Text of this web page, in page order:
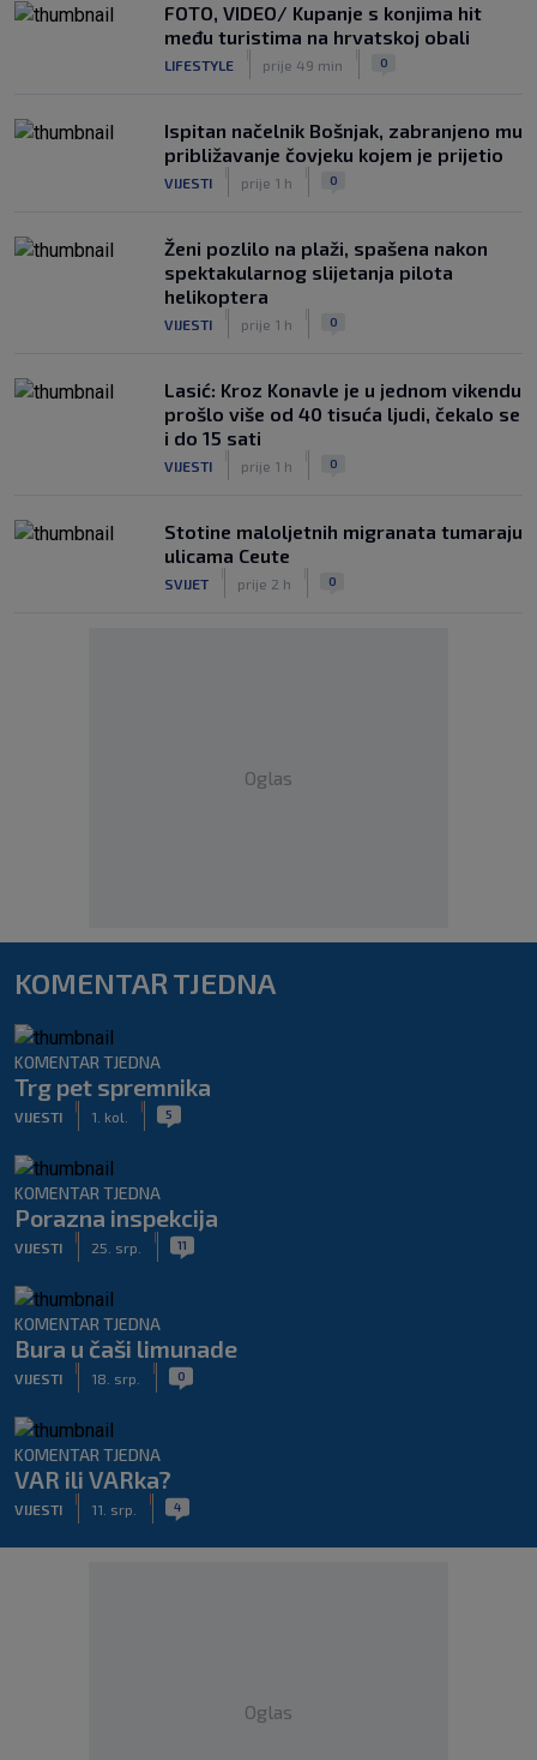
FOTO, VIDEO/ Kupanje s konjima hit
među turistima na hrvatskoj obali
LIFESTYLE prije 49 min 0
Ispitan načelnik Bošnjak, zabranjeno mu
približavanje čovjeku kojem je prijetio
VIJESTI prije 1 h 0
Ženi pozlilo na plaži, spašena nakon
spektakularnog slijetanja pilota
helikoptera
VIJESTI prije 1 h 0
Lasić: Kroz Konavle je u jednom vikendu
prošlo više od 40 tisuća ljudi, čekalo se
i do 15 sati
VIJESTI prije 1 h 0
Stotine maloljetnih migranata tumaraju
ulicama Ceute
SVIJET prije 2 h 0
Oglas
KOMENTAR TJEDNA
KOMENTAR TJEDNA
Trg pet spremnika
VIJESTI 1. kol. 5
KOMENTAR TJEDNA
Porazna inspekcija
VIJESTI 25. srp. 11
KOMENTAR TJEDNA
Bura u čaši limunade
VIJESTI 18. srp. 0
KOMENTAR TJEDNA
VAR ili VARka?
VIJESTI 11. srp. 4
Oglas